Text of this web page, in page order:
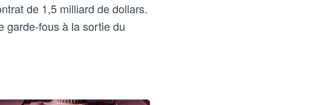
de 1,5 milliard de dollars.
garde-fous à la sortie du